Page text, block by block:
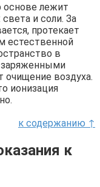
основе лежит
и соли. За
протекает
естественной
в
заряженными
очищение воздуха.
ионизация
к содержанию ↑
к